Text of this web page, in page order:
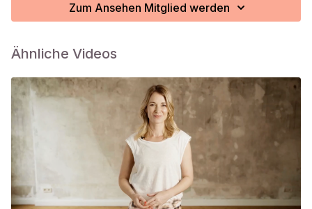
Zum Ansehen Mitglied werden
Ähnliche Videos